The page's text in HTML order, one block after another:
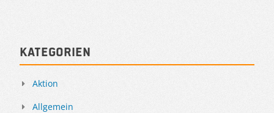
Kategorien
Aktion
Allgemein